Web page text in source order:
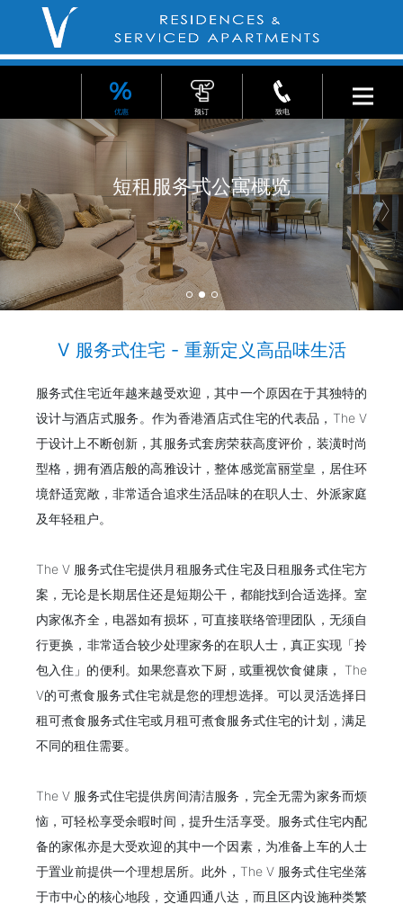
短租服务式公寓概览
V 服务式住宅 - 重新定义高品味生活
服务式住宅近年越来越受欢迎，其中一个原因在于其独特的
设计与酒店式服务。作为香港酒店式住宅的代表品，The V
于设计上不断创新，其服务式套房荣获高度评价，装潢时尚
型格，拥有酒店般的高雅设计，整体感觉富丽堂皇，居住环
境舒适宽敞，非常适合追求生活品味的在职人士、外派家庭
及年轻租户。
The V 服务式住宅提供月租服务式住宅及日租服务式住宅方
案，无论是长期居住还是短期公干，都能找到合适选择。室
内家俬齐全，电器如有损坏，可直接联络管理团队，无须自
行更换，非常适合较少处理家务的在职人士，真正实现「拎
包入住」的便利。如果您喜欢下厨，或重视饮食健康， The
V的可煮食服务式住宅就是您的理想选择。可以灵活选择日
租可煮食服务式住宅或月租可煮食服务式住宅的计划，满足
不同的租住需要。
The V 服务式住宅提供房间清洁服务，完全无需为家务而烦
恼，可轻松享受余暇时间，提升生活享受。服务式住宅内配
备的家俬亦是大受欢迎的其中一个因素，为准备上车的人士
于置业前提供一个理想居所。此外，The V 服务式住宅坐落
于市中心的核心地段，交通四通八达，而且区内设施种类繁
优惠 预订 致电